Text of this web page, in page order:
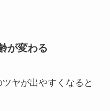
が変わる
ヤが出やすくなると